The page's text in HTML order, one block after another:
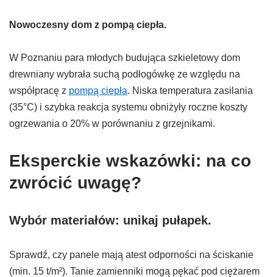
Nowoczesny dom z pompą ciepła.
W Poznaniu para młodych budująca szkieletowy dom
drewniany wybrała suchą podłogówkę ze względu na
współpracę z pompą ciepła. Niska temperatura zasilania
(35°C) i szybka reakcja systemu obniżyły roczne koszty
ogrzewania o 20% w porównaniu z grzejnikami.
Eksperckie wskazówki: na co
zwrócić uwagę?
Wybór materiałów: unikaj pułapek.
Sprawdź, czy panele mają atest odporności na ściskanie
(min. 15 t/m²). Tanie zamienniki mogą pękać pod ciężarem